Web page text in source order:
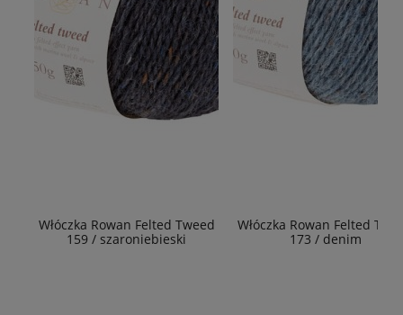
Włóczka Rowan Felted Tweed
159 / szaroniebieski
Włóczka Rowan Felted
173 / denim